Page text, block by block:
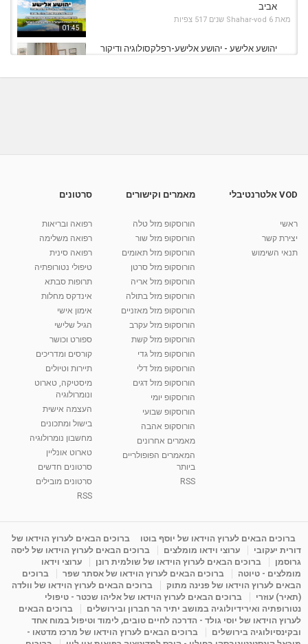
01:45
אביב
מאת Shahar-vod 6 שנים 517 צפיות
יהושע אלישע - יהושע אלישע-רפלקסולוגיה ודיקור
מאת Shahar-vod 7 שנים
10:17
קרין גורן - העוגה המתגלצ’ת ללא קמח
38.5k צפיות
01:37
יוסי שר - מתמחה בשיטת אלכסנדר וטאי צ'י
2,734 צפיות
01:46
רנה רז-גילו -טיפול אנרגטי ויעוץ רוחני - נומרולוגית
2,311 צפיות
05:37
סודות בתאריך הלידה, משמעות חודש הלידה -
ינואר זינה ליבשיץ נומרולוגית
ליסה גרוסמן - המרכז לאימון התנהגותי - קשב
09:12
מדיטציה בדמיון מודרך - היכרות עם האני הפנימי
מאת admin 11 שנים 3,645 צפיות
פנינה מתוק - מרכז "נתיב הלב" בהרצליה-
מדיטציה-התחדשות
Shahar-vod
VOD אלטרנטיבלי
ראשי
יצירת קשר
תנאי השימוש
מאמרים וקישורים
הורוסקופ מזל טלה
הורוסקופ מזל שור
הורוסקופ מזל תאומים
הורוסקופ מזל סרטן
הורוסקופ מזל אריה
הורוסקופ מזל בתולה
הורוסקופ מזל מאזניים
הורוסקופ מזל עקרב
הורוסקופ מזל קשת
הורוסקופ מזל גדי
הורוסקופ מזל דלי
הורוסקופ מזל דגים
הורוסקופ יומי
הורוסקופ שבועי
הורוסקופ אהבה
מאמרים אחרונים
המאמרים הפופולריים
ביותר
RSS
סרטונים
רפואה ובריאות
רפואה משלימה
רפואה סינית
טיפולי נטורופתיה
תרופות סבתא
אינדקס מחלות
אימון אישי
הגיל שלישי
ספורט וכושר
קורסים ומדריכים
תיירות וטיולים
מיסטיקה, טארוט
ונומרולוגיה
העצמה אישית
בישול ומתכונים
מחשבון נומרולוגיה
טארוט אונליין
סרטונים חדשים
סרטונים מובילים
RSS
ברוכים הבאים לערוץ הוידאו של יוסף בוטו
ברוכים הבאים לערוץ הוידאו של
דורית יעקובי
ערוצי וידאו מומלצים
ברוכים הבאים לערוץ הוידאו של ליסה
גרוסמן
ברוכים הבאים לערוץ הוידאו של שולמית רונן
ערוצי וידאו
מומלצים - טיוטה
ברוכים הבאים לערוץ הוידאו של אסתר שפר
ברוכים
הבאים לערוץ הוידאו של פנינה מתוק
ברוכים הבאים לערוץ הוידאו של וולדה
(תאיר) עוזרי
ברוכים הבאים לערוץ הוידאו של אליהו שכטר - טיפולי
נטורופתיה ואירידיולוגיה במושב יתיר הר חברון ובירושלים
ברוכים הבאים
לערוץ הוידאו של יוסי גולד - הדרכה לחיים טובים, לימוד וטיפול במוח אחד
ובקינסיולוגיה בירושלים
ברוכים הבאים לערוץ הוידאו של מרכז מדטאו -